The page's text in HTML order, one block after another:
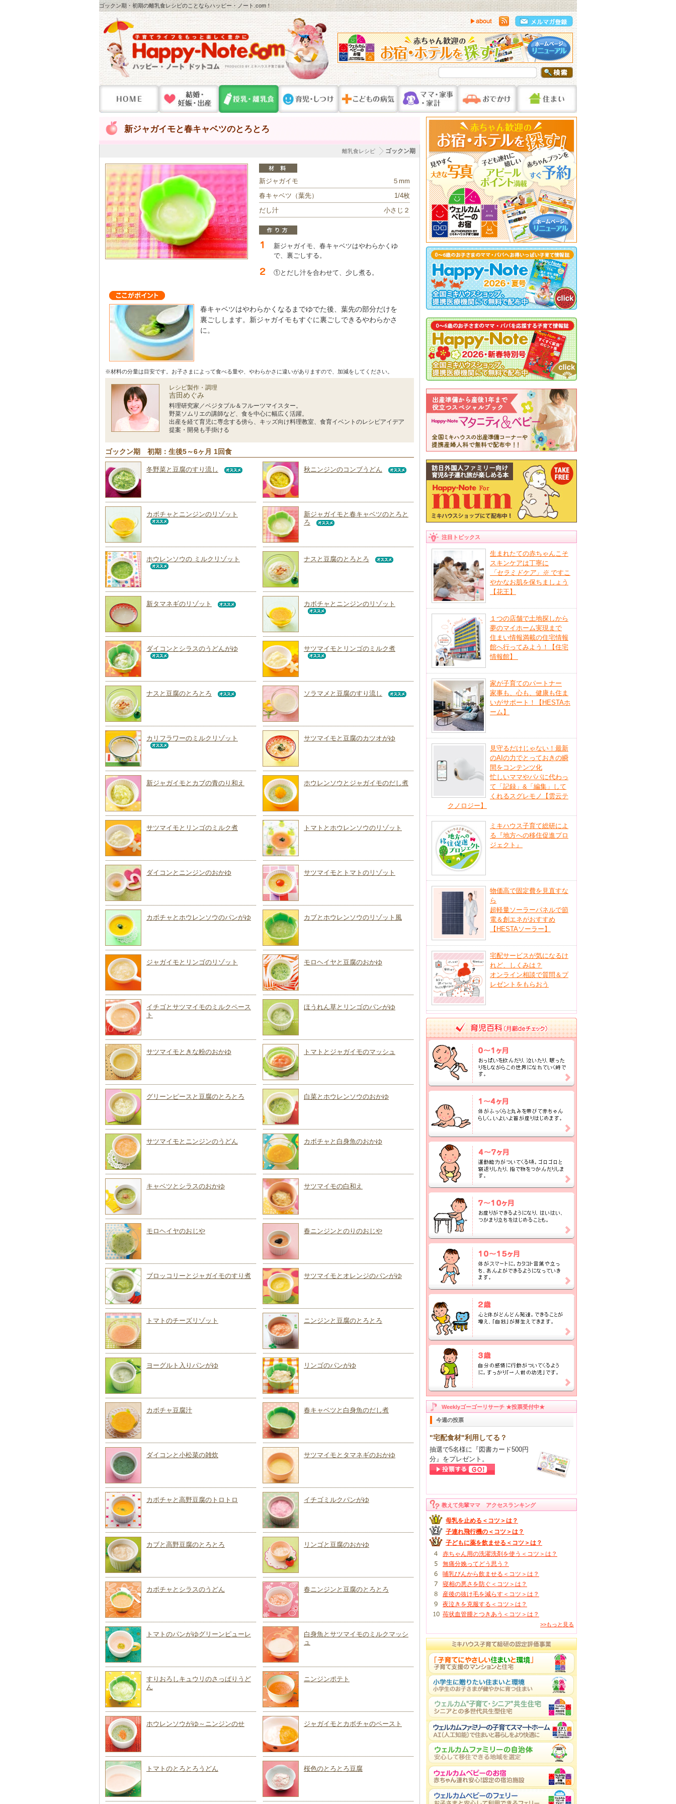
ゴックン期・初期の離乳食レシピのことならハッピー・ノート.com！
新ジャガイモと春キャベツのとろとろ
ゴックン期
離乳食レシピ
新ジャガイモ
５mm
春キャベツ（葉先）
1/4枚
だし汁
小さじ２
新ジャガイモ、春キャベツはやわらかくゆ
で、裏ごしする。
①とだし汁を合わせて、少し煮る。
春キャベツはやわらかくなるまでゆでた後、葉先の部分だけを
裏ごしします。新ジャガイモもすぐに裏ごしできるやわらかさ
に。
※材料の分量は目安です。お子さまによって食べる量や、やわらかさに違いがありますので、加減をしてください。
レシピ製作・調理
吉田めぐみ
料理研究家／ベジタブル＆フルーツマイスター。
野菜ソムリエの講師など、食を中心に幅広く活躍。
出産を経て育児に専念する傍ら、キッズ向け料理教室、食育イベントのレシピアイデア
提案・開発も手掛ける
ゴックン期 初期：生後5～6ヶ月 1回食
冬野菜と豆腐のすり流し 秋ニンジンのコンブうどん
カボチャとニンジンのリゾット
新ジャガイモと春キャベツのとろと
ろ
ホウレンソウの ミルクリゾット ナスと豆腐のとろとろ
新タマネギのリゾット カボチャとニンジンのリゾット
ダイコンとシラスのうどんがゆ サツマイモとリンゴのミルク煮
ナスと豆腐のとろとろ ソラマメと豆腐のすり流し
カリフラワーのミルクリゾット サツマイモと豆腐のカツオがゆ
新ジャガイモとカブの青のり和え ホウレンソウとジャガイモのだし煮
サツマイモとリンゴのミルク煮 トマトとホウレンソウのリゾット
ダイコンとニンジンのおかゆ サツマイモとトマトのリゾット
カボチャとホウレンソウのパンがゆ カブとホウレンソウのリゾット風
ジャガイモとリンゴのリゾット モロヘイヤと豆腐のおかゆ
イチゴとサツマイモのミルクペース
ト
ほうれん草とリンゴのパンがゆ
サツマイモときな粉のおかゆ トマトとジャガイモのマッシュ
グリーンピースと豆腐のとろとろ 白菜とホウレンソウのおかゆ
サツマイモとニンジンのうどん カボチャと白身魚のおかゆ
キャベツとシラスのおかゆ サツマイモの白和え
モロヘイヤのおじや 春ニンジンとのりのおじや
ブロッコリーとジャガイモのすり煮 サツマイモとオレンジのパンがゆ
トマトのチーズリゾット ニンジンと豆腐のとろとろ
ヨーグルト入りパンがゆ リンゴのパンがゆ
カボチャ豆腐汁 春キャベツと白身魚のだし煮
ダイコンと小松菜の雑炊 サツマイモとタマネギのおかゆ
カボチャと高野豆腐のトロトロ イチゴミルクパンがゆ
カブと高野豆腐のとろとろ リンゴと豆腐のおかゆ
カボチャとシラスのうどん 春ニンジンと豆腐のとろとろ
トマトのパンがゆグリーンピューレ
白身魚とサツマイモのミルクマッシ
ュ
すりおろしキュウリのさっぱりうど
ん
ニンジンポテト
ホウレンソウがゆ～ニンジンのせ ジャガイモとカボチャのペースト
トマトのとろとろうどん 桜色のとろとろ豆腐
注目トピックス
生まれたての赤ちゃんこそ
スキンケアは丁寧に
「セラミドケア」 ※ ですこ
やかなお肌を保ちましょう
【花王】
１つの店舗で土地探しから
夢のマイホーム実現まで
住まい情報満載の住宅情報
館へ行ってみよう！【住宅
情報館】
家が子育てのパートナー
家事も、心も、健康も住ま
いがサポート！【HESTAホ
ーム】
見守るだけじゃない！最新
のAIの力でとっておきの瞬
間をコンテンツ化
忙しいママやパパに代わっ
て「記録」&「編集」して
くれるスグレモノ【雲云テ
クノロジー】
ミキハウス子育て総研によ
る『地方への移住促進プロ
ジェクト』
物価高で固定費を見直すな
ら
超軽量ソーラーパネルで節
電＆創エネがおすすめ
【HESTAソーラー】
宅配サービスが気になるけ
れど、しくみは？
オンライン相談で質問＆プ
レゼントをもらおう
Weeklyゴーゴーリサーチ ★投票受付中★
今週の投票
"宅配食材"利用してる？
抽選で5名様に『図書カード500円
分』をプレゼント。
教えて先輩ママ アクセスランキング
母乳を止める＜コツ＞は？
子連れ飛行機の＜コツ＞は？
子どもに薬を飲ませる＜コツ＞は？
赤ちゃん用の洗濯洗剤を使う＜コツ＞は？
無痛分娩ってどう思う？
哺乳びんから飲ませる＜コツ＞は？
寝相の悪さを防ぐ＜コツ＞は？
産後の抜け毛を減らす＜コツ＞は？
夜泣きを克服する＜コツ＞は？
苺状血管腫とつきあう＜コツ＞は？
>>もっと見る